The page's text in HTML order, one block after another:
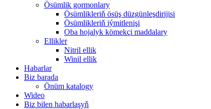
Ösümlik gormonlary
Ösümlikleriň ösüş düzgünleşdirijisi
Ösümlikleriň iýmitlenişi
Oba hojalyk kömekçi maddalary
Ellikler
Nitril ellik
Winil ellik
Habarlar
Biz barada
Önüm katalogy
Wideo
Biz bilen habarlaşyň